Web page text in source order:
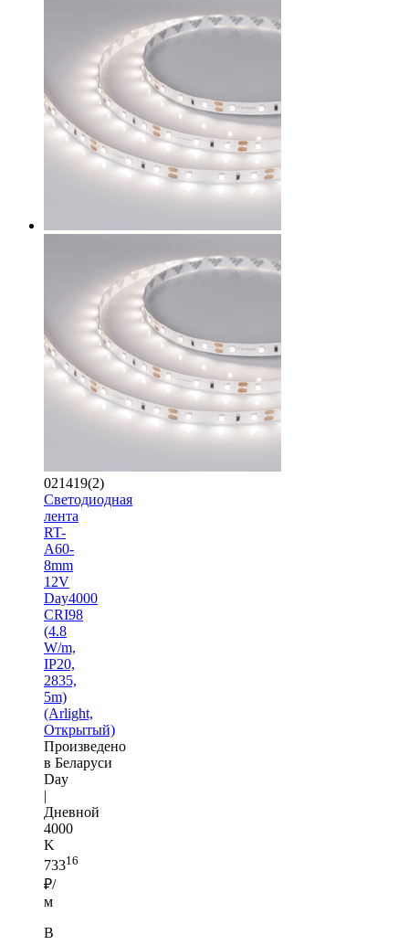
021419(2)
Светодиодная
лента
RT-
A60-
8mm
12V
Day4000
CRI98
(4.8
W/m,
IP20,
2835,
5m)
(Arlight,
Открытый)
Произведено
в Беларуси
Day
|
Дневной
4000
K
73316
₽/
м
В